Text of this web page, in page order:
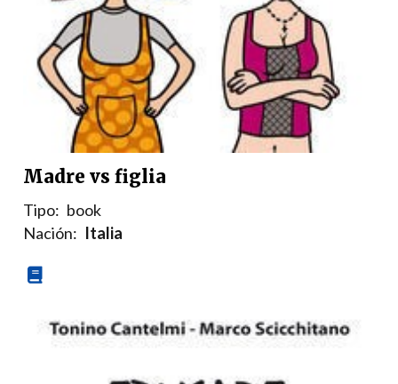
Madre vs figlia
Tipo: book
Nación: Italia